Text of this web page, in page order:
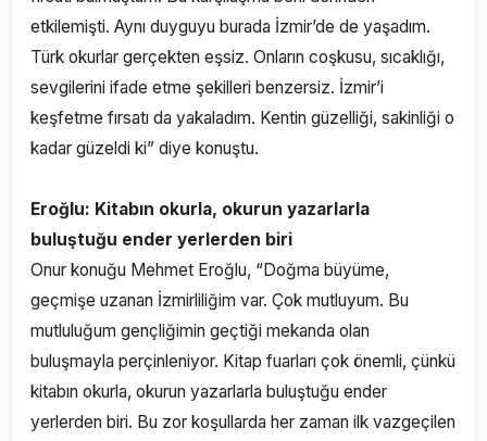
etkilemişti. Aynı duyguyu burada İzmir’de de yaşadım.
Türk okurlar gerçekten eşsiz. Onların coşkusu, sıcaklığı,
sevgilerini ifade etme şekilleri benzersiz. İzmir’i
keşfetme fırsatı da yakaladım. Kentin güzelliği, sakinliği o
kadar güzeldi ki” diye konuştu.
Eroğlu: Kitabın okurla, okurun yazarlarla
buluştuğu ender yerlerden biri
Onur konuğu Mehmet Eroğlu, “Doğma büyüme,
geçmişe uzanan İzmirliliğim var. Çok mutluyum. Bu
mutluluğum gençliğimin geçtiği mekanda olan
buluşmayla perçinleniyor. Kitap fuarları çok önemli, çünkü
kitabın okurla, okurun yazarlarla buluştuğu ender
yerlerden biri. Bu zor koşullarda her zaman ilk vazgeçilen